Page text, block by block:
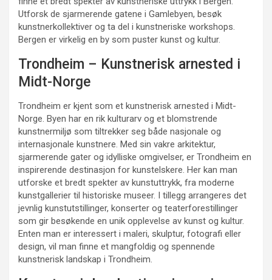
Utforsk de sjarmerende gatene i Gamlebyen, besøk
kunstnerkollektiver og ta del i kunstneriske workshops.
Bergen er virkelig en by som puster kunst og kultur.
Trondheim – Kunstnerisk arnested i
Midt-Norge
Trondheim er kjent som et kunstnerisk arnested i Midt-
Norge. Byen har en rik kulturarv og et blomstrende
kunstnermiljø som tiltrekker seg både nasjonale og
internasjonale kunstnere. Med sin vakre arkitektur,
sjarmerende gater og idylliske omgivelser, er Trondheim en
inspirerende destinasjon for kunstelskere. Her kan man
utforske et bredt spekter av kunstuttrykk, fra moderne
kunstgallerier til historiske museer. I tillegg arrangeres det
jevnlig kunstutstillinger, konserter og teaterforestillinger
som gir besøkende en unik opplevelse av kunst og kultur.
Enten man er interessert i maleri, skulptur, fotografi eller
design, vil man finne et mangfoldig og spennende
kunstnerisk landskap i Trondheim.